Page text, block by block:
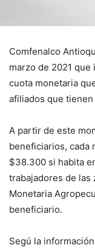
Comfenalco
marzo de 2021
cuota monetaria
afiliados que
A partir de este
beneficiarios, cada
$38.300 si habita
trabajadores de las
Monetaria
beneficiario.
Segú la